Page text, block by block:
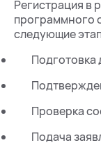
Регистрация в
программного
следующие
Подготовка
Проверка
Подача